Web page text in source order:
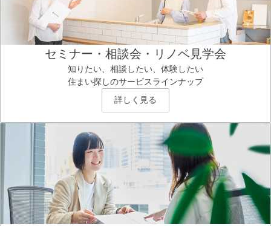
セミナー・相談会・リノベ見学会
知りたい、相談したい、体験したい
住まい探しのサービスラインナップ
詳しく見る